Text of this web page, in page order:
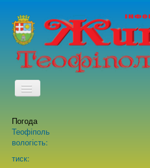
TPL_PROTOSTAR_TOGGLE_MENU
Погода
Теофіполь
вологість:
тиск: